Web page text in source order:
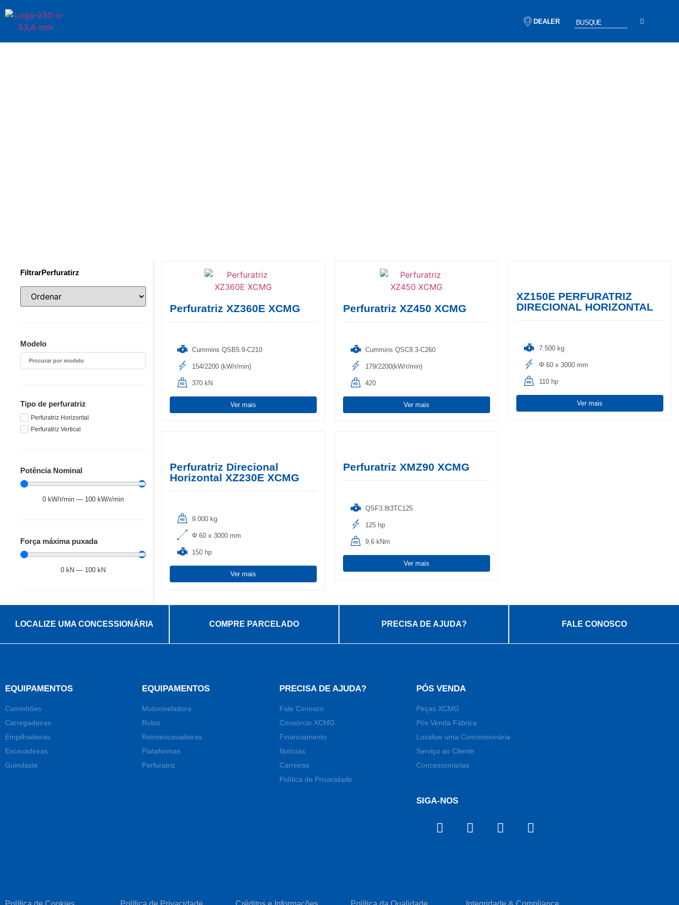
DEALER
FiltrarPerfuratirz
Modelo
Tipo de perfuratriz
Perfuratriz Horizontal
Perfuratriz Vertical
Potência Nominal
0 kW/r/min— 100 kW/r/min
Força máxima puxada
0 kN — 100 kN
Perfuratriz XZ360E XCMG
Cummins QSB5.9-C210
154/2200 (kW/r/min)
370 kN
Ver mais
Perfuratriz XZ450 XCMG
Cummins QSC8.3-C260
179/2200(kW/r/min)
420
Ver mais
XZ150E PERFURATRIZ
DIRECIONAL HORIZONTAL
7.500 kg
Φ 60 x 3000 mm
110 hp
Ver mais
Perfuratriz Direcional
Horizontal XZ230E XCMG
9.000 kg
Φ 60 x 3000 mm
150 hp
Ver mais
Perfuratriz XMZ90 XCMG
QSF3.8t3TC125
125 hp
9,6 kNm
Ver mais
LOCALIZE UMA CONCESSIONÁRIA COMPRE PARCELADO PRECISA DE AJUDA? FALE CONOSCO
EQUIPAMENTOS
Caminhões
Carregadeiras
Empilhadeiras
Escavadeiras
Guindaste
EQUIPAMENTOS
Motoniveladora
Rolos
Retroescavadeiras
Plataformas
Perfuratriz
PRECISA DE AJUDA?
Fale Conosco
Consórcio XCMG
Financiamento
Notícias
Carreiras
Política de Privacidade
PÓS VENDA
Peças XCMG
Pós Venda Fábrica
Localize uma Concessionária
Serviço ao Cliente
Concessionárias
SIGA-NOS